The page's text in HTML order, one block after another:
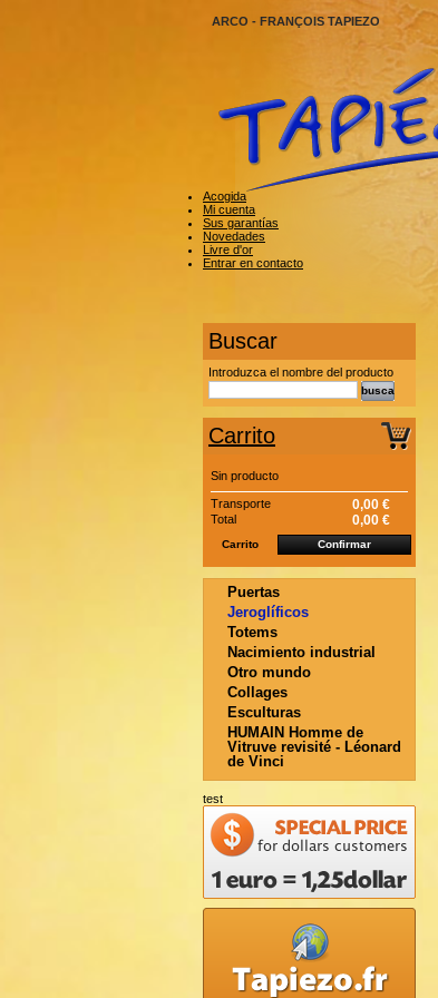
ARCO - FRANÇOIS TAPIEZO
Acogida
Mi cuenta
Sus garantías
Novedades
Livre d'or
Entrar en contacto
Buscar
Introduzca el nombre del producto
Carrito
Sin producto
Transporte 0,00 €
Total 0,00 €
Carrito Confirmar
Puertas
Jeroglíficos
Totems
Nacimiento industrial
Otro mundo
Collages
Esculturas
HUMAIN Homme de
Vitruve revisité - Léonard
de Vinci
test